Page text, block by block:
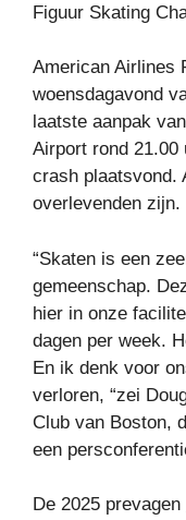
Figuur Skating
American Airlines
woensdagavond
laatste aanpak
Airport rond 21.00
crash plaatsvond.
overlevenden zijn.
“Skaten is een
gemeenschap.
hier in onze
dagen per week.
En ik denk voor
verloren, “zei
Club van Boston,
een
De 2025 prevagen